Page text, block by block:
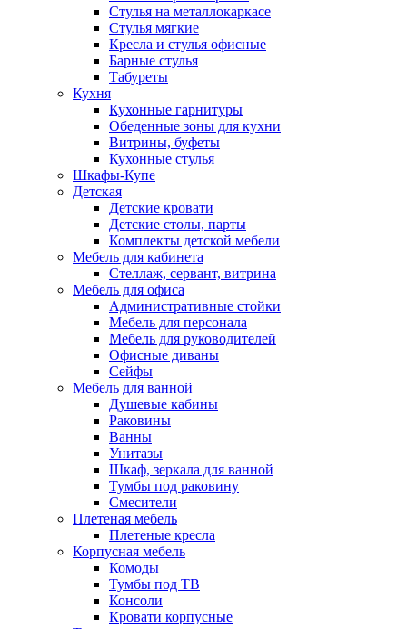
Стулья на металлокаркасе
Стулья мягкие
Кресла и стулья офисные
Барные стулья
Табуреты
Кухня
Кухонные гарнитуры
Обеденные зоны для кухни
Витрины, буфеты
Кухонные стулья
Шкафы-Купе
Детская
Детские кровати
Детские столы, парты
Комплекты детской мебели
Мебель для кабинета
Стеллаж, сервант, витрина
Мебель для офиса
Административные стойки
Мебель для персонала
Мебель для руководителей
Офисные диваны
Сейфы
Мебель для ванной
Душевые кабины
Раковины
Ванны
Унитазы
Шкаф, зеркала для ванной
Тумбы под раковину
Смесители
Плетеная мебель
Плетеные кресла
Корпусная мебель
Комоды
Тумбы под ТВ
Консоли
Кровати корпусные